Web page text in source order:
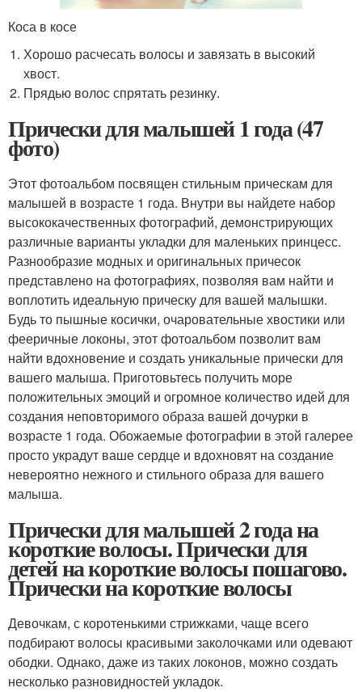
Коса в косе
Хорошо расчесать волосы и завязать в высокий
хвост.
Прядью волос спрятать резинку.
Прически для малышей 1 года (47
фото)
Этот фотоальбом посвящен стильным прическам для
малышей в возрасте 1 года. Внутри вы найдете набор
высококачественных фотографий, демонстрирующих
различные варианты укладки для маленьких принцесс.
Разнообразие модных и оригинальных причесок
представлено на фотографиях, позволяя вам найти и
воплотить идеальную прическу для вашей малышки.
Будь то пышные косички, очаровательные хвостики или
фееричные локоны, этот фотоальбом позволит вам
найти вдохновение и создать уникальные прически для
вашего малыша. Приготовьтесь получить море
положительных эмоций и огромное количество идей для
создания неповторимого образа вашей дочурки в
возрасте 1 года. Обожаемые фотографии в этой галерее
просто украдут ваше сердце и вдохновят на создание
невероятно нежного и стильного образа для вашего
малыша.
Прически для малышей 2 года на
короткие волосы. Прически для
детей на короткие волосы пошагово.
Прически на короткие волосы
Девочкам, с коротенькими стрижками, чаще всего
подбирают волосы красивыми заколочками или одевают
ободки. Однако, даже из таких локонов, можно создать
несколько разновидностей укладок.